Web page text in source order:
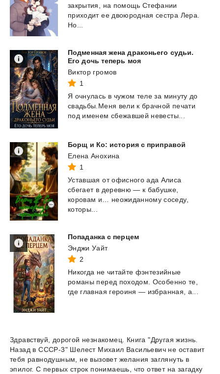
закрытия, на помощь Стефании
приходит ее двоюродная сестра Лера.
Но...
Подменная жена драконьего судьи.
Его дочь теперь моя
Виктор громов
1
Я очнулась в чужом теле за минуту до
свадьбы.Меня вели к брачной печати
под именем сбежавшей невесты...
Борщ и Ко: история с приправой
Елена Анохина
1
Уставшая от офисного ада Алиса
сбегает в деревню — к бабушке,
коровам и… неожиданному соседу,
которы...
Попаданка с перцем
Энджи Уайт
2
Никогда не читайте фэнтезийные
романы перед походом. Особенно те,
где главная героиня — избранная, а...
Здравствуй, дорогой незнакомец. Книга "Другая жизнь.
Назад в СССР-3" Шелест Михаил Васильевич не оставит
тебя равнодушным, не вызовет желания заглянуть в
эпилог. С первых строк понимаешь, что ответ на загадку